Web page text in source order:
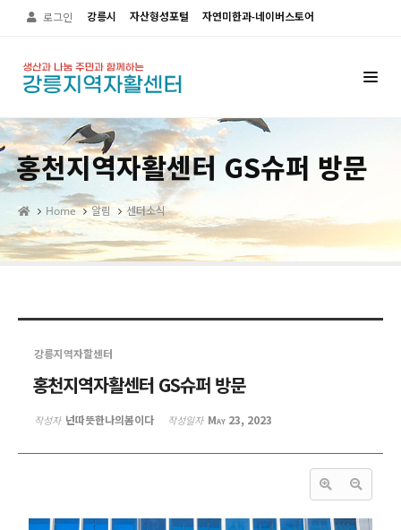
로그인 강릉시 자산형성포털 자연미한과-네이버스토어
홍천지역자활센터 GS슈퍼 방문
Home 알림 센터소식
강릉지역자할센터
홍천지역자활센터 GS슈퍼 방문
작성자 넌따뜻한나의봄이다 작성일자 May 23, 2023
Sketchbook5, 스케치북5